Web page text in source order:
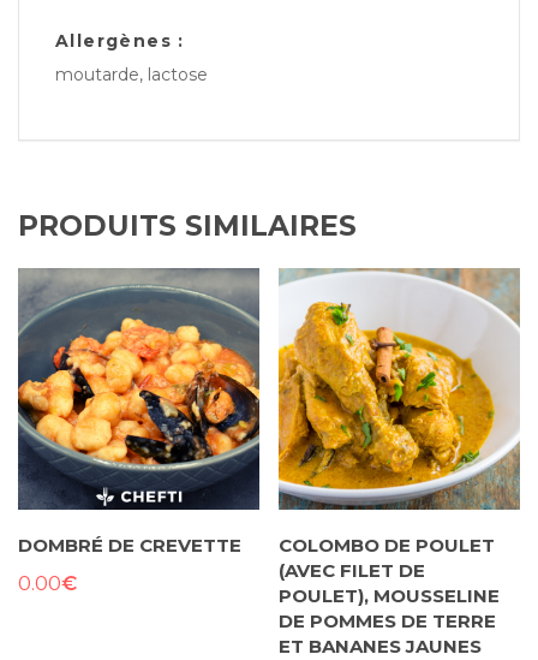
Allergènes :
moutarde, lactose
PRODUITS SIMILAIRES
DOMBRÉ DE CREVETTE
0.00€
COLOMBO DE POULET
(AVEC FILET DE
POULET), MOUSSELINE
DE POMMES DE TERRE
ET BANANES JAUNES